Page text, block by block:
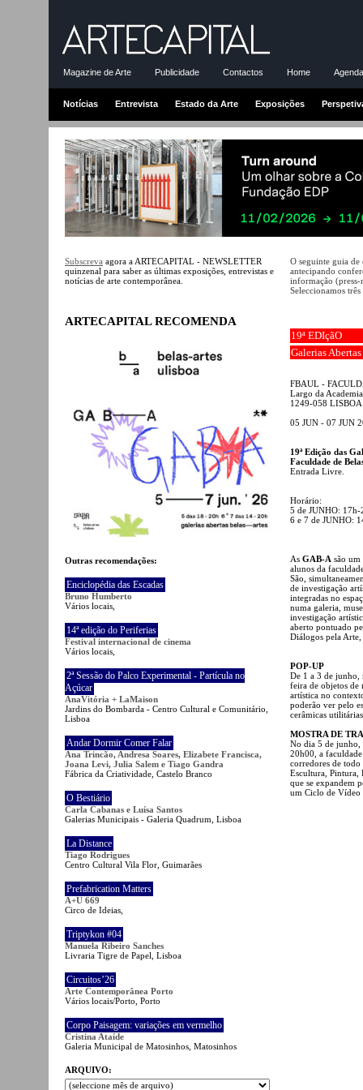
Magazine de Arte Publicidade Contactos Home
Notícias Entrevista Estado da Arte Exposições
Subscreva agora a ARTECAPITAL - NEWSLETTER
quinzenal para saber as últimas exposições, entrevistas e
notícias de arte contemporânea.
ARTECAPITAL RECOMENDA
Outras recomendações:
Enciclopédia das Escadas
Bruno Humberto
Vários locais,
14ª edição do Periferias
Festival internacional de cinema
Vários locais,
2ª Sessão do Palco Experimental - Partícula no
Açúcar
AnaVitória + LaMaison
Jardins do Bombarda - Centro Cultural e Comunitário,
Lisboa
Andar Dormir Comer Falar
Ana Trincão, Andresa Soares, Elizabete Francisca,
Joana Levi, Julia Salem e Tiago Gandra
Fábrica da Criatividade, Castelo Branco
O Bestiário
Carla Cabanas e Luísa Santos
Galerias Municipais - Galeria Quadrum, Lisboa
La Distance
Tiago Rodrigues
Centro Cultural Vila Flor, Guimarães
Prefabrication Matters
A+U 669
Circo de Ideias,
Triptykon #04
Manuela Ribeiro Sanches
Livraria Tigre de Papel, Lisboa
Circuitos’26
Arte Contemporânea Porto
Vários locais/Porto, Porto
Corpo Paisagem: variações em vermelho
Cristina Ataíde
Galeria Municipal de Matosinhos, Matosinhos
ARQUIVO:
O seguinte guia
antecipando
informação (press-
Seleccionamos
19ª EDIçãO
Galerias
FBAUL -
Largo da
1249-058 LISBOA
05 JUN - 07 JUN
19ª Edição das
Faculdade de
Entrada Livre.
Horário:
5 de JUNHO: 17h-
6 e 7 de JUNHO:
As GAB-A são um
alunos da
São,
de investigação
integradas no
numa galeria,
investigação
aberto pontuado
Diálogos pela
POP-UP
De 1 a 3 de junho,
feira de objetos de
artística no
poderão ver pelo
cerâmicas
MOSTRA DE
No dia 5 de junho,
20h00, a faculdade
corredores de
Escultura, Pintura,
que se expandem
um Ciclo de Vídeo